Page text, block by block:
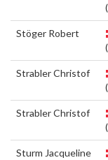
Stöger Robert
Strabler Christof
Strabler Christof
Sturm Jacqueline